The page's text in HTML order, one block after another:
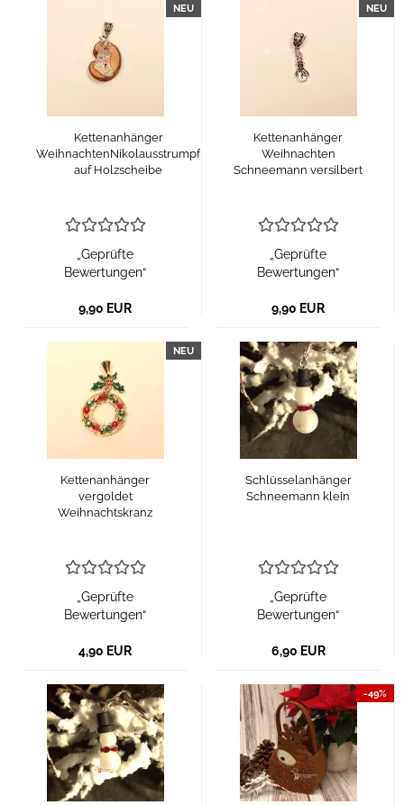
NEU
Kettenanhänger
WeihnachtenNikolausstrumpf
auf Holzscheibe
„Geprüfte
Bewertungen“
9,90 EUR
NEU
Kettenanhänger
Weihnachten
Schneemann versilbert
„Geprüfte
Bewertungen“
9,90 EUR
NEU
Kettenanhänger
vergoldet
Weihnachtskranz
„Geprüfte
Bewertungen“
4,90 EUR
Schlüsselanhänger
Schneemann klein
„Geprüfte
Bewertungen“
6,90 EUR
-49%